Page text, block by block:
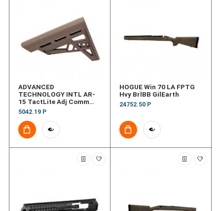
ADVANCED
TECHNOLOGY INTL AR-
15 TactLite Adj Comm
Stk DG
5042.19 Р
HOGUE Win 70 LA FPTG
Hvy BrlBB GilEarth
24752.50 Р